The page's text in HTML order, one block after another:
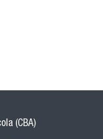
(CBA)